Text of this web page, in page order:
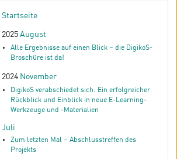
Startseite
2025 August
Alle Ergebnisse auf einen Blick – die DigikoS-
Broschüre ist da!
2024 November
DigikoS verabschiedet sich: Ein erfolgreicher
Rückblick und Einblick in neue E-Learning-
Werkzeuge und -Materialien
Juli
Zum letzten Mal – Abschlusstreffen des
Projekts